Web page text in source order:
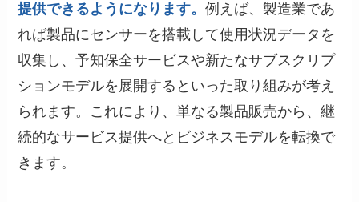
提供できるようになります。例えば、製造業であ
れば製品にセンサーを搭載して使用状況データを
収集し、予知保全サービスや新たなサブスクリプ
ションモデルを展開するといった取り組みが考え
られます。これにより、単なる製品販売から、継
続的なサービス提供へとビジネスモデルを転換で
きます。